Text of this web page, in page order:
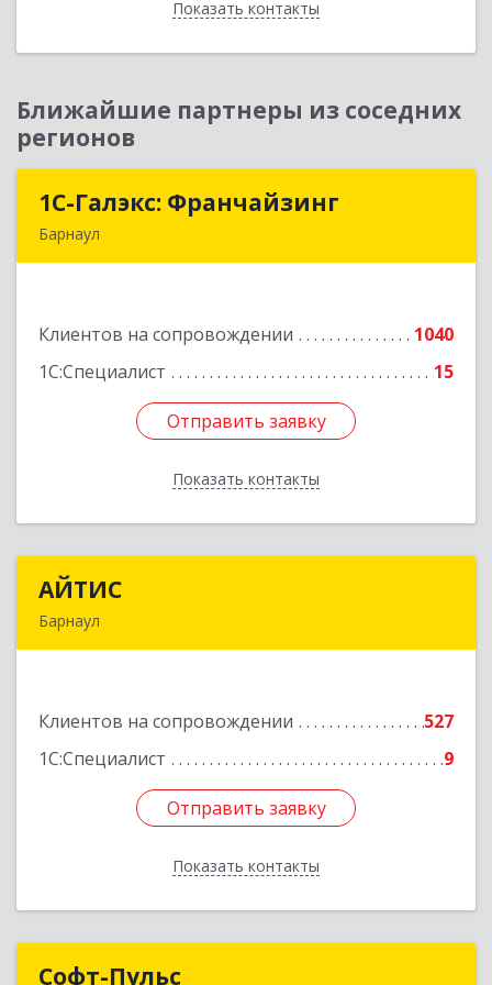
Показать контакты
Назад
Ближайшие партнеры из соседних
регионов
1С-Галэкс: Франчайзинг
Барнаул
Клиентов на сопровождении
1040
1С:Специалист
15
Отправить заявку
Показать контакты
1С-Галэкс: Франчайзинг
Подробнее
Отправить заявку
Назад
АЙТИС
Барнаул
Клиентов на сопровождении
527
1С:Специалист
9
Отправить заявку
Показать контакты
Подробнее
Отправить заявку
Назад
Софт-Пульс